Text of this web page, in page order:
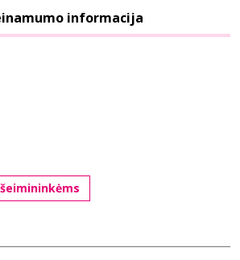
informacija
šeimininkėms